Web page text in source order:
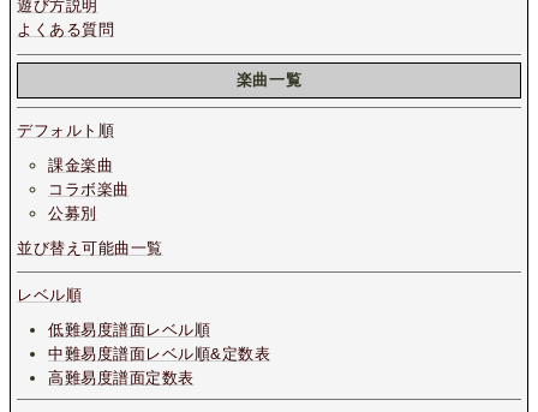
遊び方説明
よくある質問
楽曲一覧
デフォルト順
課金楽曲
コラボ楽曲
公募別
並び替え可能曲一覧
レベル順
低難易度譜面レベル順
中難易度譜面レベル順&定数表
高難易度譜面定数表